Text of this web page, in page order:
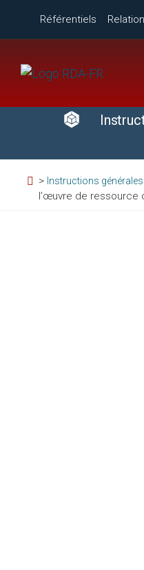
Référentiels
Instructions générales
l’œuvre de ressource